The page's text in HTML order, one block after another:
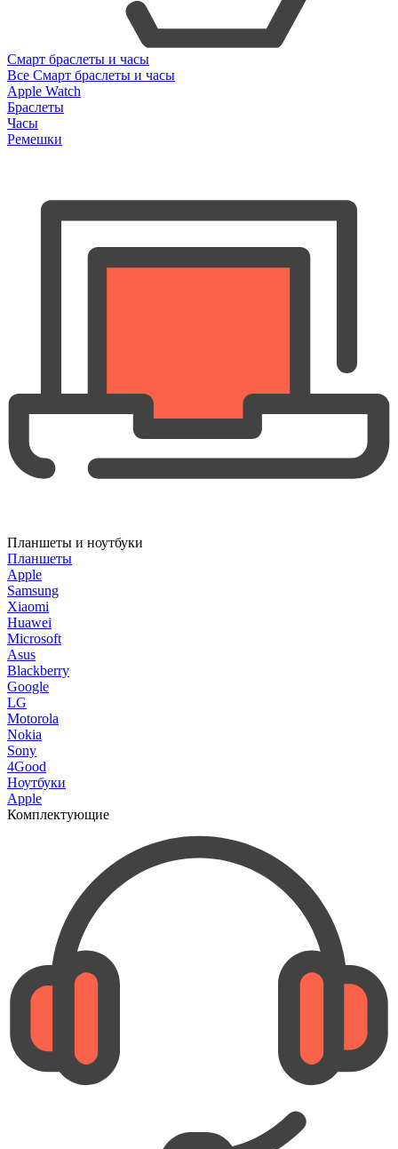
Смарт браслеты и часы
Все Смарт браслеты и часы
Apple Watch
Браслеты
Часы
Ремешки
Планшеты и ноутбуки
Планшеты
Apple
Samsung
Xiaomi
Huawei
Microsoft
Asus
Blackberry
Google
LG
Motorola
Nokia
Sony
4Good
Ноутбуки
Apple
Комплектующие